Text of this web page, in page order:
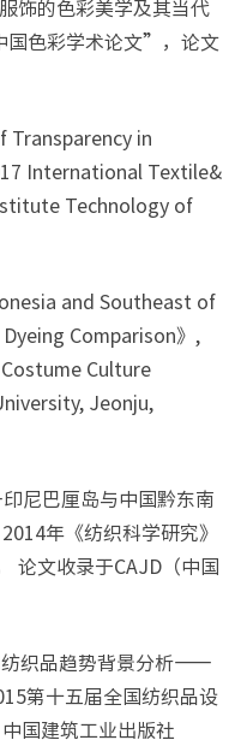
饰的色彩美学及其当代
色彩学术论文”，论文
Transparency in
International Textile&
Technology of
and Southeast of
Comparison》,
Culture
Jeonju,
尼巴厘岛与中国黔东南
年《纺织科学研究》
论文收录于CAJD（中国
纺织品趋势背景分析——
第十五届全国纺织品设
国建筑工业出版社